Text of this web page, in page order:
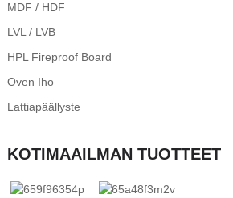
MDF / HDF
LVL / LVB
HPL Fireproof Board
Oven Iho
Lattiapäällyste
KOTIMAAILMAN TUOTTEET